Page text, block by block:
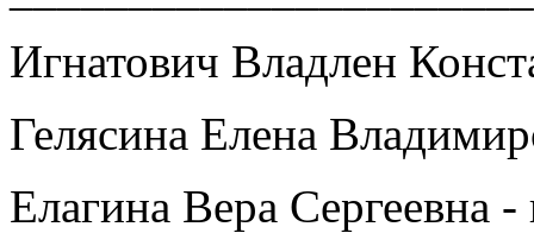
Игнатович Владлен
Гелясина Елена
Елагина Вера Сергеевна